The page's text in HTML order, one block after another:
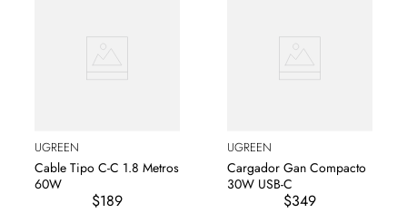
UGREEN
Cable Tipo C-C 1.8 Metros
60W
$189
UGREEN
Cargador Gan Compacto
30W USB-C
$349